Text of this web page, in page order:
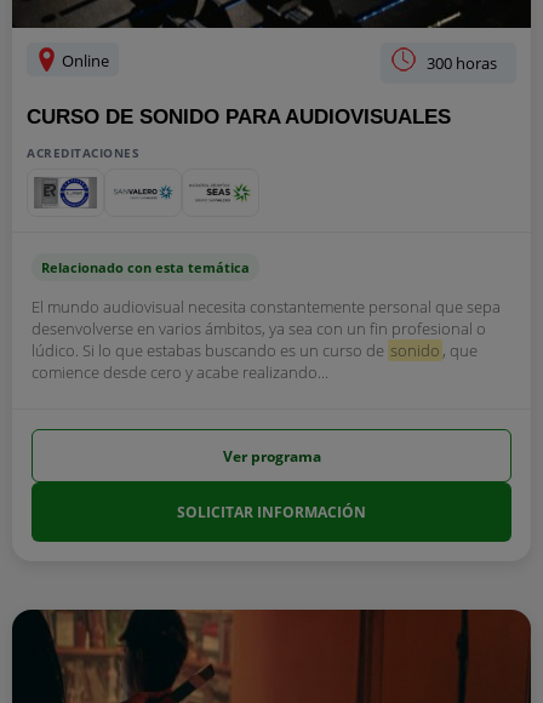
Online 300 horas
CURSO DE SONIDO PARA AUDIOVISUALES
ACREDITACIONES
Relacionado con esta temática
El mundo audiovisual necesita constantemente personal que sepa
desenvolverse en varios ámbitos, ya sea con un fin profesional o
lúdico. Si lo que estabas buscando es un curso de sonido , que
comience desde cero y acabe realizando...
Ver programa
SOLICITAR INFORMACIÓN